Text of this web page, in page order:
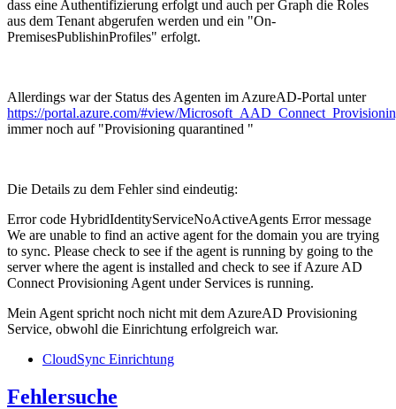
dass eine Authentifizierung erfolgt und auch per Graph die Roles
aus dem Tenant abgerufen werden und ein "On-
PremisesPublishinProfiles" erfolgt.
Allerdings war der Status des Agenten im AzureAD-Portal unter
https://portal.azure.com/#view/
immer noch auf "Provisioning quarantined "
Die Details zu dem Fehler sind eindeutig:
Error code HybridIdentityServiceNoActiveAgents Error message
We are unable to find an active agent for the domain you are trying
to sync. Please check to see if the agent is running by going to the
server where the agent is installed and check to see if Azure AD
Connect Provisioning Agent under Services is running.
Mein Agent spricht noch nicht mit dem AzureAD Provisioning
Service, obwohl die Einrichtung erfolgreich war.
CloudSync Einrichtung
Fehlersuche